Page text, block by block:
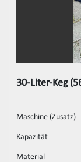
30-Liter-Keg
Maschine (Zusatz)
Kapazität
Material